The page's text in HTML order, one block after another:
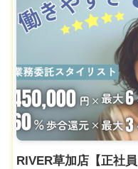
RIVER草加店【正社員